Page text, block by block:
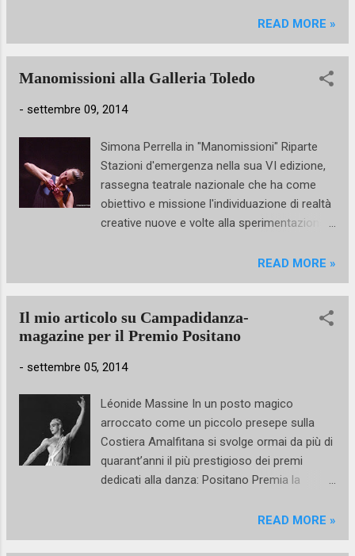
Spacey, il compositore francese Olivier Greif
studenti provenie...
READ MORE »
Manomissioni alla Galleria Toledo
- settembre 09, 2014
Simona Perrella in "Manomissioni" Riparte
Stazioni d'emergenza nella sua VI edizione,
rassegna teatrale nazionale che ha come
obiettivo e missione l'individuazione di realtà
creative nuove e volte alla sperimentazione.
c'è Manomissioni, coreografia di Simona
Movimento 2014 (prodotto da Movimento
Danza). Il lavoro focalizza da subito
l'attenzione dell'osservatore in un'unica
mai però soltanto immediatamente tangibile
direzioni opposte e complementari: il fuori e
il dentro. Nell'indagare l'insondabile
profondità dello spirito le mani, quasi amorfe
e abbozzate, scavano tra vecchie
incancellabile. Allo stesso tempo, però, le
READ MORE »
Il mio articolo su Campadidanza-
magazine per il Premio Positano
- settembre 05, 2014
Léonide Massine In un posto magico
arroccato come un piccolo presepe sulla
Costiera Amalfitana si svolge ormai da più di
quarant’anni il più prestigioso dei premi
dedicati alla danza: Positano Premia la
incantesimo che non può essere spezzato, il
mondo tersicoreo aspetta con ansia e
READ MORE »